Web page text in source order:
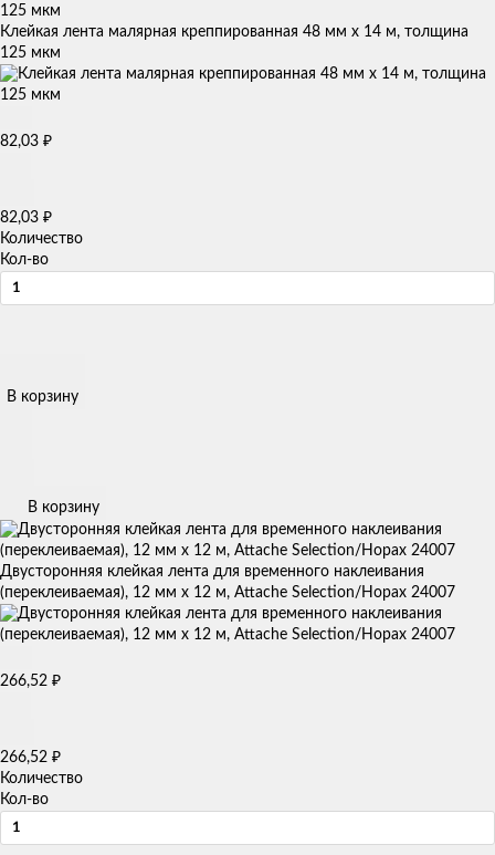
Клейкая лента малярная креппированная 48 мм x 14 м, толщина
125 мкм
82,03 ₽
82,03 ₽
Количество
Кол-во
В корзину
В корзину
Двусторонняя клейкая лента для временного наклеивания
(переклеиваемая), 12 мм х 12 м, Attache Selection/Hopax 24007
266,52 ₽
266,52 ₽
Количество
Кол-во